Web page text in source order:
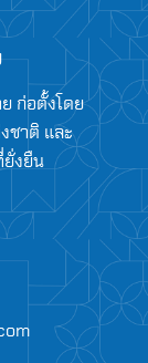
ก่อตั้งโดย
ชาติ และ
ยั่งยืน